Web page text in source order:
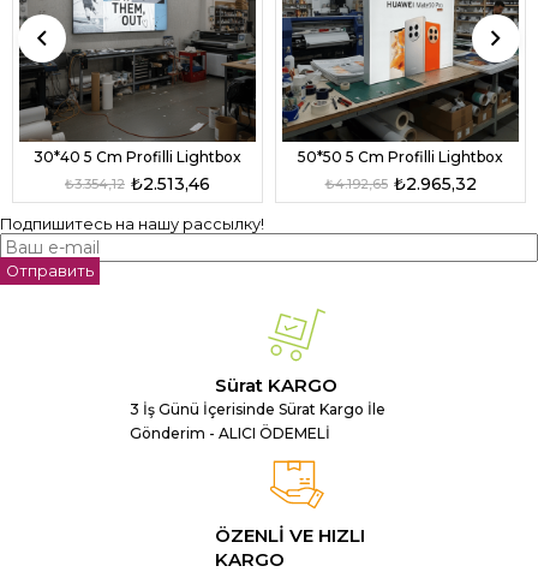
30*40 5 Cm Profilli Lightbox
₺2.513,46
₺3.354,12
50*50 5 Cm Profilli Lightbox
₺2.965,32
₺4.192,65
Подпишитесь на нашу рассылку!
Отправить
Sürat KARGO
3 İş Günü İçerisinde Sürat Kargo İle
Gönderim - ALICI ÖDEMELİ
ÖZENLİ VE HIZLI
KARGO